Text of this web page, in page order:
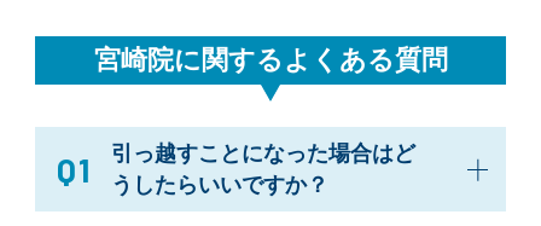
宮崎院に関するよくある質問
Q1
引っ越すことになった場合はど
うしたらいいですか？